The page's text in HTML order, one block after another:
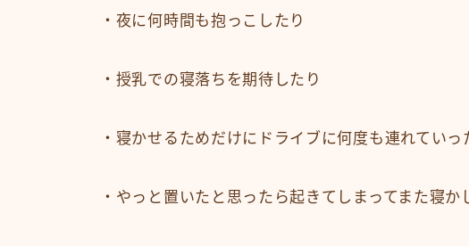
・夜に何時間も抱っこしたり
・授乳での寝落ちを期待したり
・寝かせるためだけにドライブに何度も連れていっ
・やっと置いたと思ったら起きてしまってまた寝か